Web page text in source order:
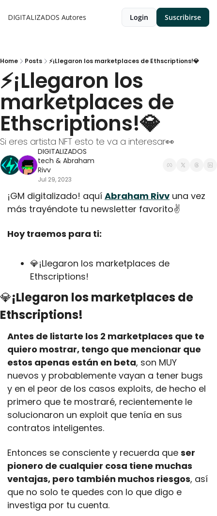
DIGITALIZADOS Autores Login Suscribirse
Home Posts ⚡¡Llegaron los marketplaces de Ethscriptions!💎
⚡¡Llegaron los
marketplaces de
Ethscriptions!💎
Si eres artista NFT esto te va a interesar👀
DIGITALIZADOS
tech & Abraham
Rivv
Jul 29, 2023
¡GM digitalizado! aquí Abraham Rivv una vez
más trayéndote tu newsletter favorito✌️
Hoy traemos para ti:
💎¡Llegaron los marketplaces de
Ethscriptions!
💎¡Llegaron los marketplaces de
Ethscriptions!
Antes de listarte los 2 marketplaces que te
quiero mostrar, tengo que mencionar que
estos apenas están en beta, son MUY
nuevos y probablemente vayan a tener bugs
y en el peor de los casos exploits, de hecho el
primero que te mostraré, recientemente le
solucionaron un exploit que tenía en sus
contratos inteligentes.
Entonces se consciente y recuerda que ser
pionero de cualquier cosa tiene muchas
ventajas, pero también muchos riesgos, así
que no solo te quedes con lo que digo e
investiga por tu cuenta.